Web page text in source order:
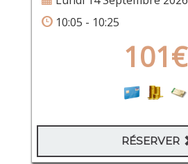
10:05 - 10:25
101€
RÉSERVER